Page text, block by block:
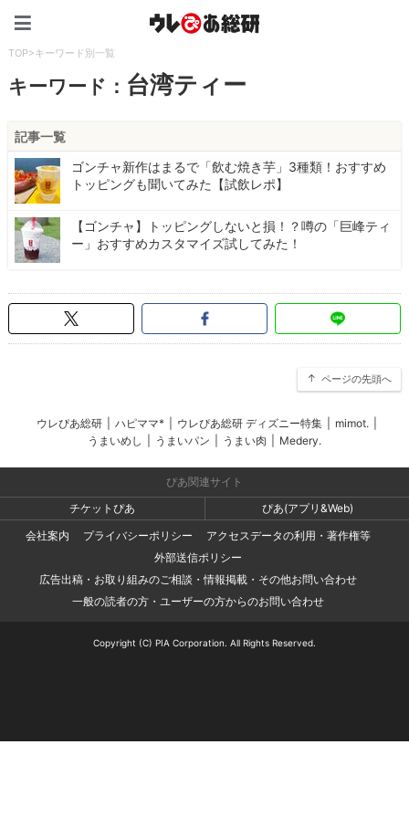
TOP>キーワード別一覧
キーワード： 台湾ティー
記事一覧
ゴンチャ新作はまるで「飲む焼き芋」3種類！おすすめ
トッピングも聞いてみた【試飲レポ】
【ゴンチャ】トッピングしないと損！？噂の「巨峰ティ
ー」おすすめカスタマイズ試してみた！
ページの先頭へ
ウレぴあ総研 ハピママ* ウレぴあ総研 ディズニー特集 mimot.
うまいめし
うまいパン うまい肉 Medery.
ぴあ関連サイト
チケットぴあ
ぴあ(アプリ&Web)
会社案内
プライバシーポリシー
アクセスデータの利用・著作権等
外部送信ポリシー
広告出稿・お取り組みのご相談・情報掲載・その他お問い合わせ
一般の読者の方・ユーザーの方からのお問い合わせ
Copyright (C) PIA Corporation. All Rights Reserved.